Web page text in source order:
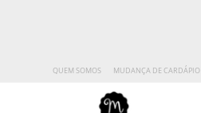
QUEM SOMOS MUDANÇA DE CARDÁPIO